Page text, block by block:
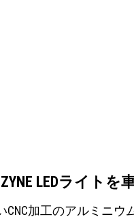
LEDライト
CNC加工のアルミニウ